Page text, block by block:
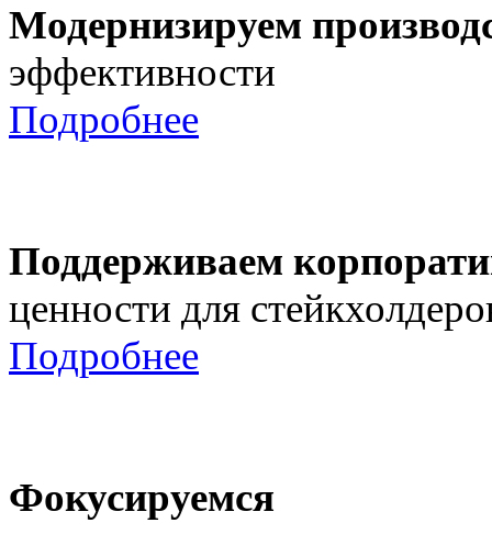
Модернизируем
эффективности
Подробнее
Поддерживаем
ценности для
Подробнее
Фокусируемся